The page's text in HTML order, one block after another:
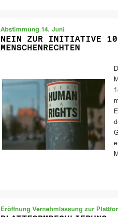
Abstimmung 14. Juni
NEIN ZUR INITIATIVE
MENSCHENRECHTEN
Eröffnung Vernehmlassung zur